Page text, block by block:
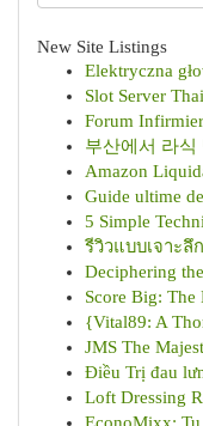
New Site Listings
Elektryczna
Slot Server
Forum
부산에서 라식
Amazon
Guide ultime
5 Simple
รีวิวแบบเจาะ
Deciphering
Score Big:
{Vital89: A
JMS The
Điều Trị đau
Loft Dressing